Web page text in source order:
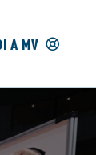
A MV